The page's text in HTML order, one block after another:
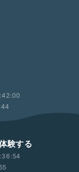
験する